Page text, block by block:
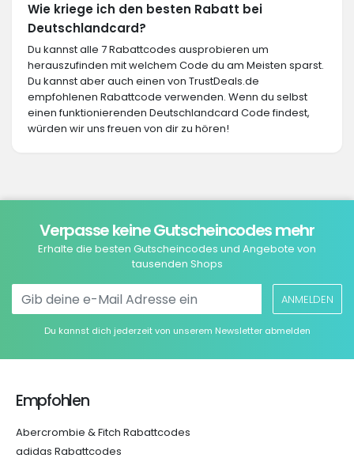
Wie kriege ich den besten Rabatt bei
Deutschlandcard?
Du kannst alle 7 Rabattcodes ausprobieren um
herauszufinden mit welchem Code du am Meisten sparst.
Du kannst aber auch einen von TrustDeals.de
empfohlenen Rabattcode verwenden. Wenn du selbst
einen funktionierenden Deutschlandcard Code findest,
würden wir uns freuen von dir zu hören!
Verpasse keine Gutscheincodes mehr
Erhalte die besten Gutscheincodes und Angebote von
tausenden Shops
ANMELDEN
Du kannst dich jederzeit von unserem Newsletter abmelden
Empfohlen
Abercrombie & Fitch Rabattcodes
adidas Rabattcodes